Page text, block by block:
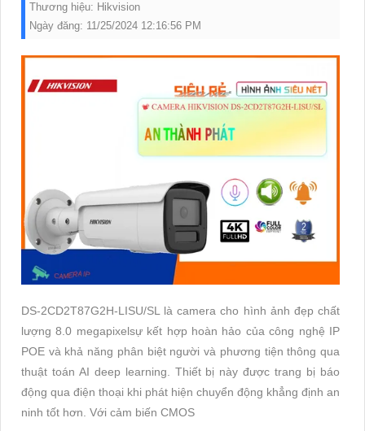
Thương hiệu: Hikvision
Ngày đăng: 11/25/2024 12:16:56 PM
DS-2CD2T87G2H-LISU/SL là camera cho hình ảnh đẹp chất
lượng 8.0 megapixelsự kết hợp hoàn hảo của công nghệ IP
POE và khả năng phân biệt người và phương tiện thông qua
thuật toán AI deep learning. Thiết bị này được trang bị báo
động qua điện thoại khi phát hiện chuyển động khẳng định an
ninh tốt hơn. Với cảm biến CMOS